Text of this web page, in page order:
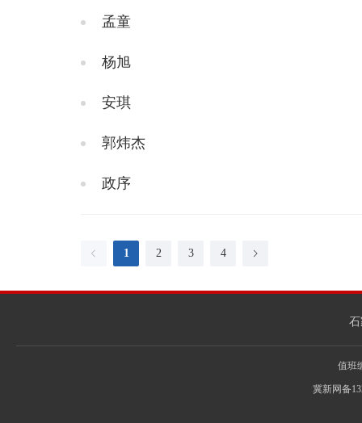
孟童
杨旭
安琪
郭炜杰
政序
1 2 3 4
值班
冀新网备